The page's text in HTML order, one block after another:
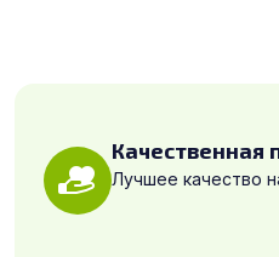
Качественная
Лучшее качество